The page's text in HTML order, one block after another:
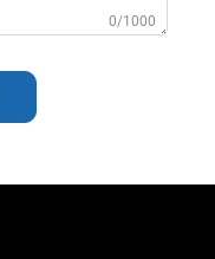
0/1000